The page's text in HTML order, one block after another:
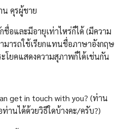
น คุรผู้ชาย
ชื่อและมีอายุเท่าไหร่ก็ได้ (มีความ
มารถใช้เรียกแทนชื่อภาษาอังกฤษ
โยคแสดงความสุภาพก็ได้เช่นกัน
get in touch with you? (ท่าน
านได้ด้วยวิธีใดบ้างคะ/ครับ?)